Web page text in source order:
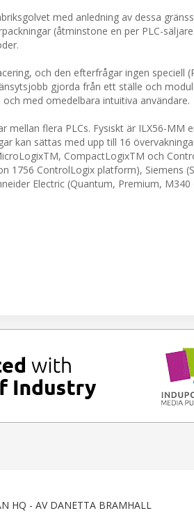
med anledning av dessa
(åtminstone en per PLC-
och den efterfrågar ingen speciell
gjorda från ett ställe och
med omedelbara intuitiva användare.
flera PLCs. Fysiskt är ILX56-MM
kan sättas med upp till 16
CompactLogixTM och
1756 ControlLogix platform), Siemens
Electric (Quantum, Premium, M340
HQ - AV DANETTA BRAMHALL